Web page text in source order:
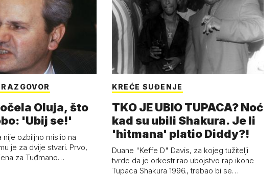
Oluja, što
'Ubij se!'
nije ozbiljno mislio na
je za dvije stvari. Prvo,
za Tuđmano…
KREĆE SUĐENJE
TKO JE UBIO TUPACA? Noć
kad su ubili Shakura. Je li
'hitmana' platio Diddy?!
Duane "Keffe D" Davis, za kojeg tužitelji
tvrde da je orkestrirao ubojstvo rap ikone
Tupaca Shakura 1996., trebao bi se…